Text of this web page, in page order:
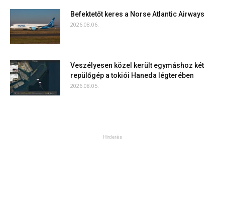
Befektetőt keres a Norse Atlantic Airways
2026.08.06.
Veszélyesen közel került egymáshoz két
repülőgép a tokiói Haneda légterében
2026.08.05.
Hirdetés